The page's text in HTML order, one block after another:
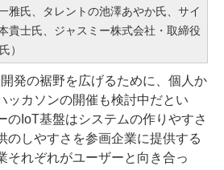
雅氏、タレントの池澤あやか氏、サイ
貴士氏、ジャスミー株式会社・取締役
）
発の裾野を広げるために、個人か
ッカソンの開催も検討中だとい
のIoT基盤はシステムの作りやすさ
のしやすさを参画企業に提供する
それぞれがユーザーと向き合っ